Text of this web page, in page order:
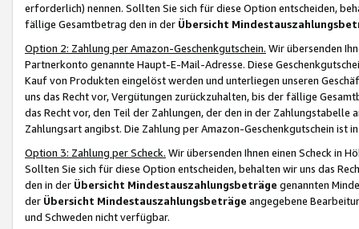
erforderlich) nennen. Sollten Sie sich für diese Option entscheiden,
fällige Gesamtbetrag den in der Übersicht
Option 2: Zahlung per Amazon-Geschenkgutschein. Wir übersenden
Partnerkonto genannte Haupt-E-Mail-Adresse. Diese
Kauf von Produkten eingelöst werden und unterliegen unseren
uns das Recht vor, Vergütungen zurückzuhalten, bis der fällige
das Recht vor, den Teil der Zahlungen, der den in der
Zahlungsart angibst. Die Zahlung per Amazon-Geschenkgutschein ist
Option 3: Zahlung per Scheck. Wir übersenden Ihnen einen Scheck in
Sollten Sie sich für diese Option entscheiden, behalten wir uns das
den in der Übersicht Mindestauszahlungsbeträge genannten
der Übersicht Mindestauszahlungsbeträge angegebene
und Schweden nicht verfügbar.